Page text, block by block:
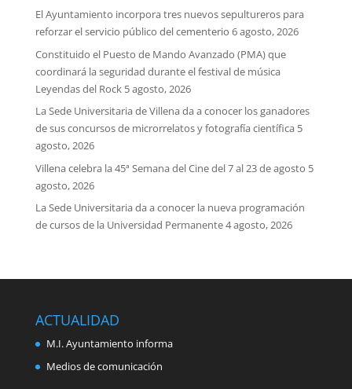
El Ayuntamiento incorpora tres nuevos sepultureros para
reforzar el servicio público del cementerio 6 agosto, 2026
Constituido el Puesto de Mando Avanzado (PMA) que
coordinará la seguridad durante el festival de música
Leyendas del Rock 5 agosto, 2026
La Sede Universitaria de Villena da a conocer los ganadores
de sus concursos de microrrelatos y fotografía científica 5
agosto, 2026
Villena celebra la 45ª Semana del Cine del 7 al 23 de agosto 5
agosto, 2026
La Sede Universitaria da a conocer la nueva programación
de cursos de la Universidad Permanente4 agosto, 2026
ACTUALIDAD
M.I. Ayuntamiento informa
Medios de comunicación